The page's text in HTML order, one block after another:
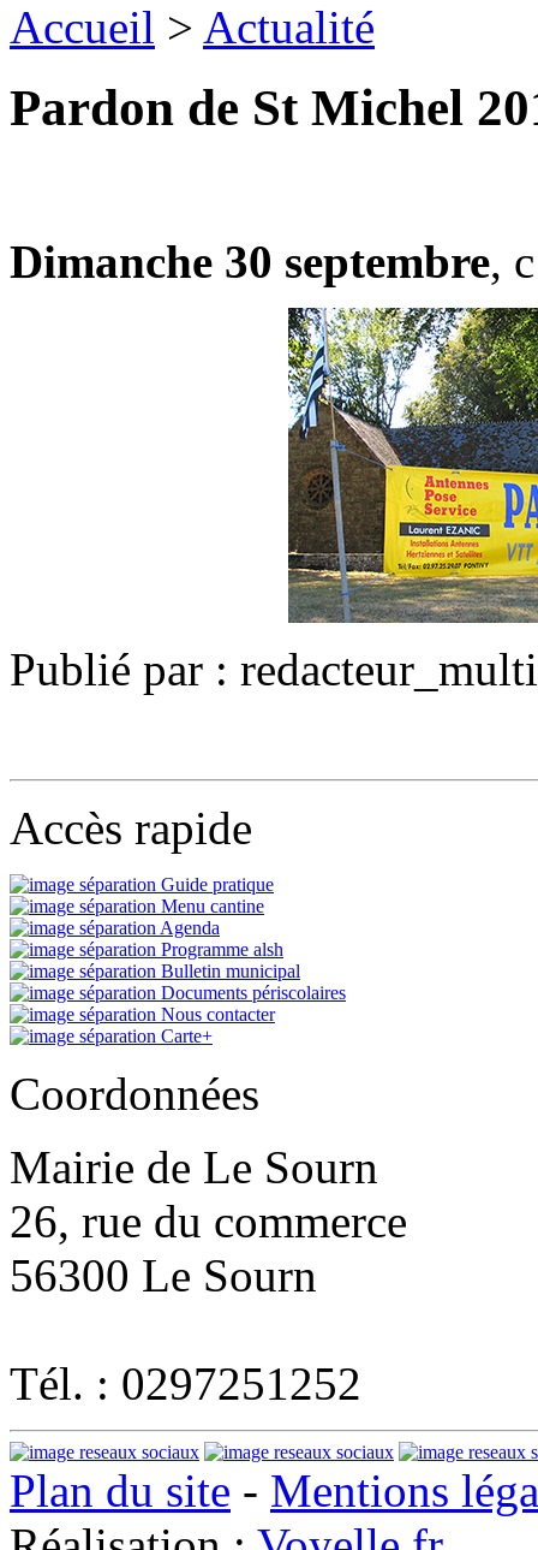
Accueil > Actualité
Pardon de St Michel
Dimanche 30 septembre,
Publié par :
Accès rapide
Guide pratique
Menu cantine
Agenda
Programme alsh
Bulletin municipal
Documents périscolaires
Nous contacter
Carte+
Coordonnées
Mairie de Le Sourn
26, rue du commerce
56300 Le Sourn
Tél. : 0297251252
Plan du site - Mentions